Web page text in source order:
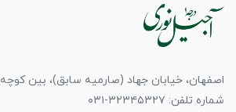
اصفهان، خیابان جهاد (صارمیه سابق)، بین کوچه ۱۲ و ۱۴
شماره تلفن: ۳۲۳۴۵۳۲۷-۰۳۱